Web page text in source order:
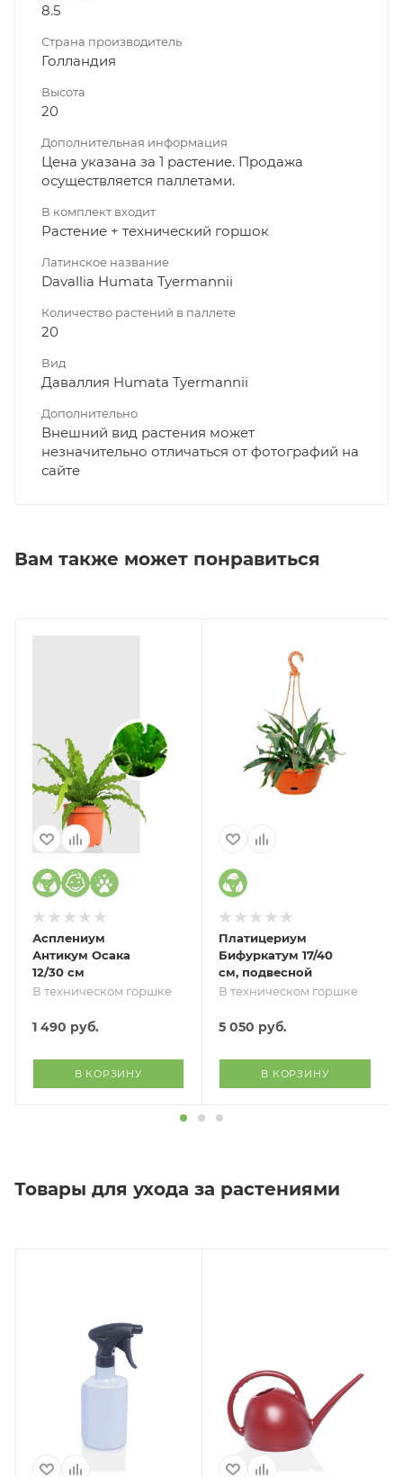
8.5
Страна производитель
Голландия
Высота
20
Дополнительная информация
Цена указана за 1 растение. Продажа
осуществляется паллетами.
В комплект входит
Растение + технический горшок
Латинское название
Davallia Humata Tyermannii
Количество растений в паллете
20
Вид
Даваллия Humata Tyermannii
Дополнительно
Внешний вид растения может
незначительно отличаться от фотографий на
сайте
Вам также может понравиться
Асплениум
Антикум Осака
12/30 см
В техническом горшке
1 490 руб.
В КОРЗИНУ
Платицериум
Бифуркатум 17/40
см, подвесной
В техническом горшке
5 050 руб.
В КОРЗИНУ
Товары для ухода за растениями